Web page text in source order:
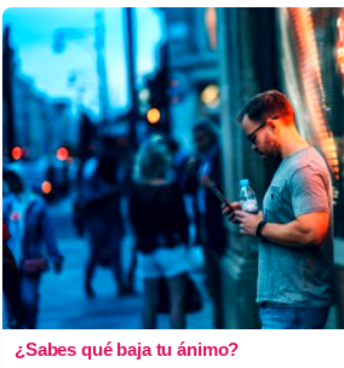
¿Sabes qué baja tu ánimo?